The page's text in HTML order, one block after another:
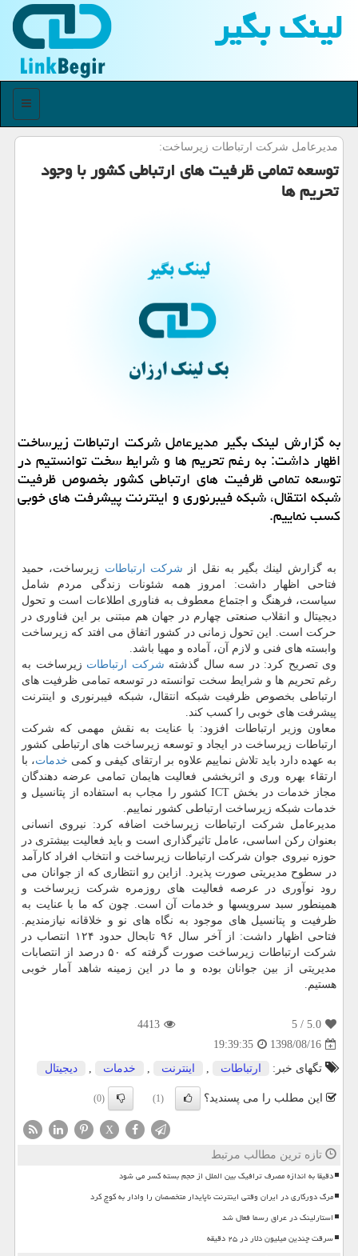
لینك بگیر
منو
مدیرعامل شركت ارتباطات زیرساخت:
توسعه تمامی ظرفیت های ارتباطی كشور با وجود
تحریم ها
به گزارش لینك بگیر مدیرعامل شركت ارتباطات زیرساخت
اظهار داشت: به رغم تحریم ها و شرایط سخت توانستیم در
توسعه تمامی ظرفیت های ارتباطی كشور بخصوص ظرفیت
شبكه انتقال، شبكه فیبرنوری و اینترنت پیشرفت های خوبی
كسب نماییم.
به گزارش لینك بگیر به نقل از شركت ارتباطات زیرساخت، حمید
فتاحی اظهار داشت: امروز همه شئونات زندگی مردم شامل
سیاست، فرهنگ و اجتماع معطوف به فناوری اطلاعات است و تحول
دیجیتال و انقلاب صنعتی چهارم در جهان هم مبتنی بر این فناوری در
حركت است. این تحول زمانی در كشور اتفاق می افتد كه زیرساخت
وابسته های فنی و لازم آن، آماده و مهیا باشد.
وی تصریح كرد: در سه سال گذشته شركت ارتباطات زیرساخت به
رغم تحریم ها و شرایط سخت توانسته در توسعه تمامی ظرفیت های
ارتباطی بخصوص ظرفیت شبكه انتقال، شبكه فیبرنوری و اینترنت
پیشرفت های خوبی را كسب كند.
معاون وزیر ارتباطات افزود: با عنایت به نقش مهمی كه شركت
ارتباطات زیرساخت در ایجاد و توسعه زیرساخت های ارتباطی كشور
به عهده دارد باید تلاش نماییم علاوه بر ارتقای كیفی و كمی خدمات، با
ارتقاء بهره وری و اثربخشی فعالیت هایمان تمامی عرضه دهندگان
مجاز خدمات در بخش ICT كشور را مجاب به استفاده از پتانسیل و
خدمات شبكه زیرساخت ارتباطی كشور نماییم.
مدیرعامل شركت ارتباطات زیرساخت اضافه كرد: نیروی انسانی
بعنوان ركن اساسی، عامل تاثیرگذاری است و باید فعالیت بیشتری در
حوزه نیروی جوان شركت ارتباطات زیرساخت و انتخاب افراد كارآمد
در سطوح مدیریتی صورت پذیرد. ازاین رو انتظاری كه از جوانان می
رود نوآوری در عرصه فعالیت های روزمره شركت زیرساخت و
همینطور سبد سرویسها و خدمات آن است. چون كه ما با عنایت به
ظرفیت و پتانسیل های موجود به نگاه های نو و خلاقانه نیازمندیم.
فتاحی اظهار داشت: از آخر سال ۹۶ تابحال حدود ۱۲۴ انتصاب در
شركت ارتباطات زیرساخت صورت گرفته كه ۵۰ درصد از انتصابات
مدیریتی از بین جوانان بوده و ما در این زمینه شاهد آمار خوبی
هستیم.
5.0
/ 5
4413
1398/08/16
19:39:35
تگهای خبر:
ارتباطات , اینترنت , خدمات , دیجیتال
این مطلب را می پسندید؟ (1)
(0)
X
تازه ترین مطالب مرتبط
دقیقا به اندازه مصرف ترافیک بین الملل از حجم بسته کسر می شود
مرگ دورکاری در ایران وقتی اینترنت ناپایدار متخصصان را وادار به کوچ کرد
استارلینک در عراق رسما فعال شد
سرقت چندین میلیون دلار در ۲۵ دقیقه